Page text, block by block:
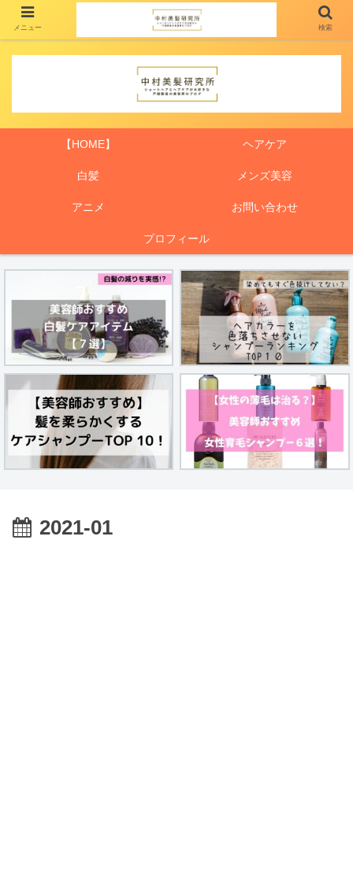
【HOME】 ヘアケア
白髪 メンズ美容
アニメ お問い合わせ
プロフィール
2021-01
メニュー 検索